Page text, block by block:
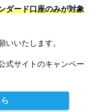
ダード口座のみが対象
いいたします。​
式サイトのキャンペー